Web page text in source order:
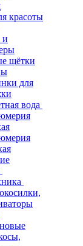
красоты
щётки
для
вода